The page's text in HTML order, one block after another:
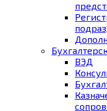
ВЭД